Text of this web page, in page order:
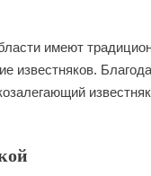
имеют